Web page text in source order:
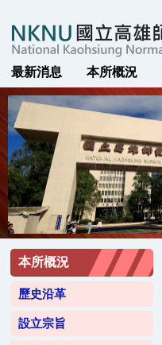
最新消息 本所概況
本所概況
歷史沿革
設立宗旨